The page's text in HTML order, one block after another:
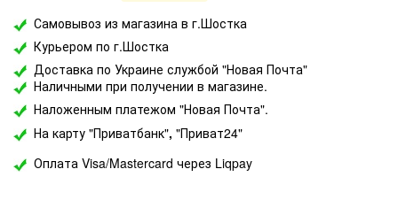
Самовывоз из магазина в г.Шостка
Курьером по г.Шостка
Доставка по Украине службой "Новая Почта"
Наличными при получении в магазине.
Наложенным платежом "Новая Почта".
На карту "Приватбанк", "Приват24"
Оплата Visa/Mastercard через Liqpay